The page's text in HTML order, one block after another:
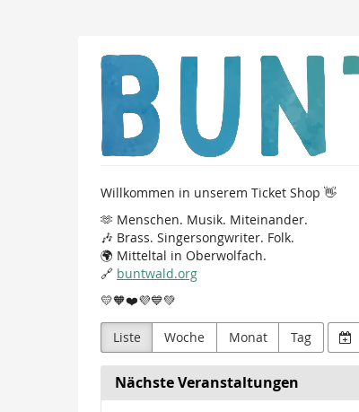
Buntwald
e.
V.
Willkommen in unserem Ticket Shop 👋
🫶 Menschen. Musik. Miteinander.
🎶 Brass. Singersongwriter. Folk.
🌍 Mitteltal in Oberwolfach.
🔗 buntwald.org
💛🧡❤️💜💙💚
Liste Woche Monat Tag
Nächste Veranstaltungen